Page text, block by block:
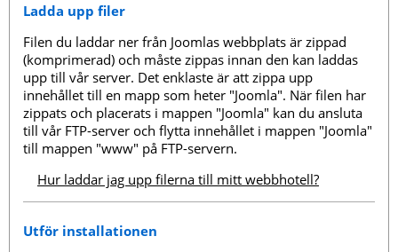
Ladda upp filer
Filen du laddar ner från Joomlas webbplats är zippad
(komprimerad) och måste zippas innan den kan laddas
upp till vår server. Det enklaste är att zippa upp
innehållet till en mapp som heter "Joomla". När filen har
zippats och placerats i mappen "Joomla" kan du ansluta
till vår FTP-server och flytta innehållet i mappen "Joomla"
till mappen "www" på FTP-servern.
Hur laddar jag upp filerna till mitt webbhotell?
Utför installationen